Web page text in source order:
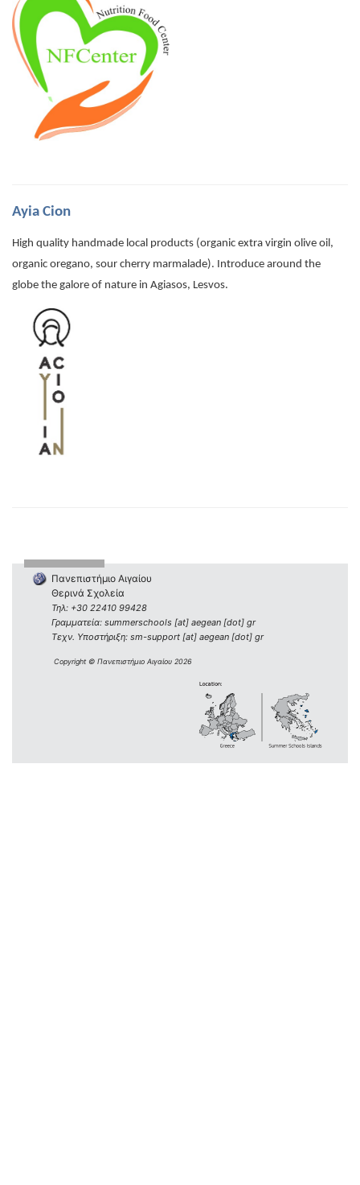
Ayia Cion
High quality handmade local products (organic extra virgin olive oil,
organic oregano, sour cherry marmalade). Introduce around the
globe the galore of nature in Agiasos, Lesvos.
Πανεπιστήμιο Αιγαίου
Θερινά Σχολεία
Τηλ: +30 22410 99428
Γραμματεία: summerschools [at] aegean [dot] gr
Τεχν. Υποστήριξη: sm-support [at] aegean [dot] gr
Copyright © Πανεπιστήμιο Αιγαίου 2026